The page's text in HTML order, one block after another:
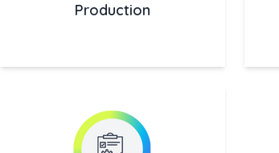
Production